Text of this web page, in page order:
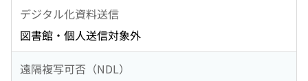
デジタル化資料送信
図書館・個人送信対象外
遠隔複写可否（NDL）